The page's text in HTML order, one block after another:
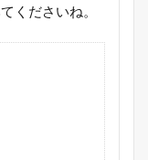
くださいね。